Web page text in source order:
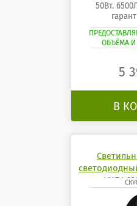
50Вт.
ОБЪЁМА И
5
В
УХЛ1